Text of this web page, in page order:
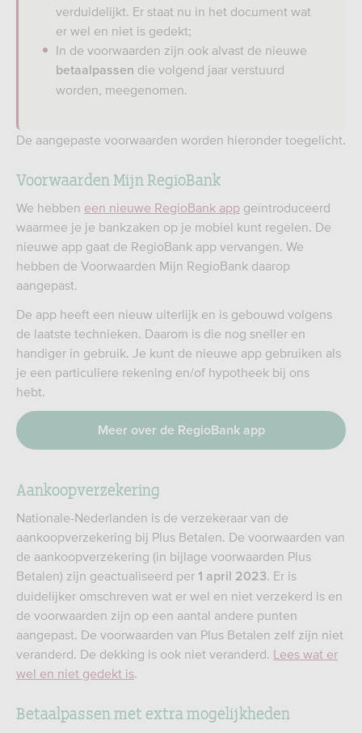
verduidelijkt. Er staat nu in het document wat
er wel en niet is gedekt;
In de voorwaarden zijn ook alvast de nieuwe
betaalpassen die volgend jaar verstuurd
worden, meegenomen.
De aangepaste voorwaarden worden hieronder toegelicht.
Voorwaarden Mijn RegioBank
We hebben een nieuwe RegioBank app geïntroduceerd
waarmee je je bankzaken op je mobiel kunt regelen. De
nieuwe app gaat de RegioBank app vervangen. We
hebben de Voorwaarden Mijn RegioBank daarop
aangepast.
De app heeft een nieuw uiterlijk en is gebouwd volgens
de laatste technieken. Daarom is die nog sneller en
handiger in gebruik. Je kunt de nieuwe app gebruiken als
je een particuliere rekening en/of hypotheek bij ons
hebt.
Meer over de RegioBank app
Aankoopverzekering
Nationale-Nederlanden is de verzekeraar van de
aankoopverzekering bij Plus Betalen. De voorwaarden van
de aankoopverzekering (in bijlage voorwaarden Plus
Betalen) zijn geactualiseerd per 1 april 2023. Er is
duidelijker omschreven wat er wel en niet verzekerd is en
de voorwaarden zijn op een aantal andere punten
aangepast. De voorwaarden van Plus Betalen zelf zijn niet
veranderd. De dekking is ook niet veranderd. Lees wat er
wel en niet gedekt is.
Betaalpassen met extra mogelijkheden